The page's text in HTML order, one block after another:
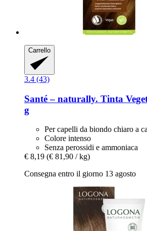
Carrello
3.4 (43)
Santé – naturally. Tinta
g
Per capelli da biondo chiaro a
Colore intenso
Senza perossidi e ammoniaca
€ 8,19 (€ 81,90 / kg)
Consegna entro il giorno 13 agosto